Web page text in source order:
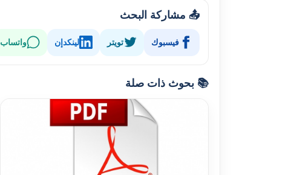
📤 مشاركة البحث
فيسبوك تويتر لينكدإن واتساب
📚 بحوث ذات صلة